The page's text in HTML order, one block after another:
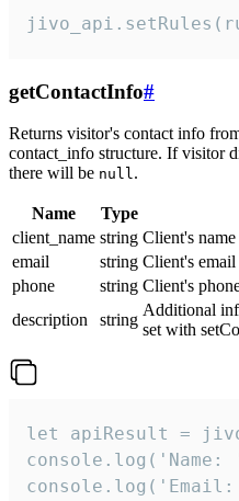
getContactInfo#
Returns visitor's contact info
contact_info structure. If visitor
there will be null.
Name Type
client_name string Client's name
email
string Client's email
phone
string Client's
description
string
Additional
set with
let apiResult =